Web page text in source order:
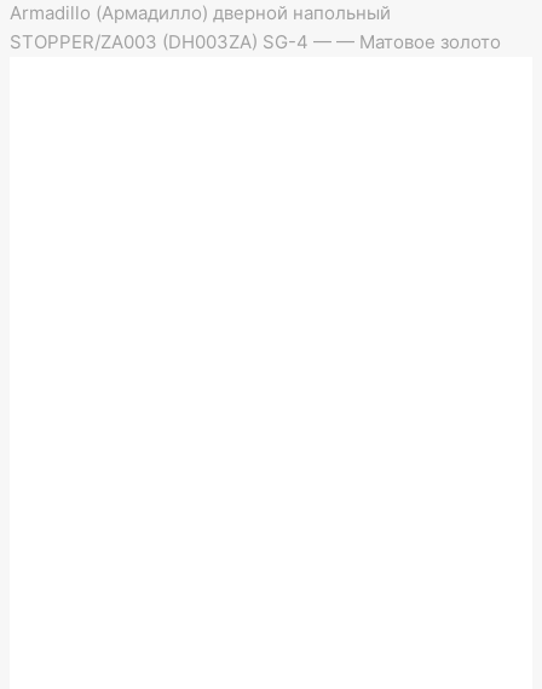
Armadillo (Армадилло) дверной напольный
STOPPER/ZA003 (DH003ZA) SG-4 — — Матовое золото